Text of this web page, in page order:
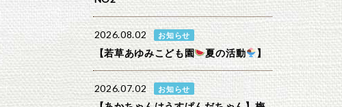
2026.08.02 お知らせ
【若草あゆみこども園 夏の活動 】
2026.07.02 お知らせ